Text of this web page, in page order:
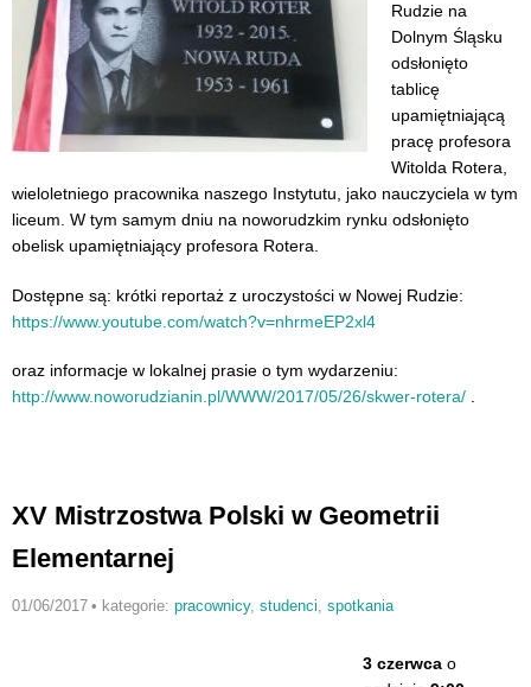
Rudzie na
Dolnym Śląsku
odsłonięto
tablicę
upamiętniającą
pracę profesora
Witolda Rotera,
wieloletniego pracownika naszego Instytutu, jako nauczyciela w tym
liceum. W tym samym dniu na noworudzkim rynku odsłonięto
obelisk upamiętniający profesora Rotera.
Dostępne są: krótki reportaż z uroczystości w Nowej Rudzie:
https://www.youtube.com/watch?v=nhrmeEP2xl4
oraz informacje w lokalnej prasie o tym wydarzeniu:
http://www.noworudzianin.pl/WWW/2017/05/26/skwer-rotera/
XV Mistrzostwa Polski w Geometrii
Elementarnej
01/06/2017 • kategorie: pracownicy, studenci spotkania
3 czerwca o